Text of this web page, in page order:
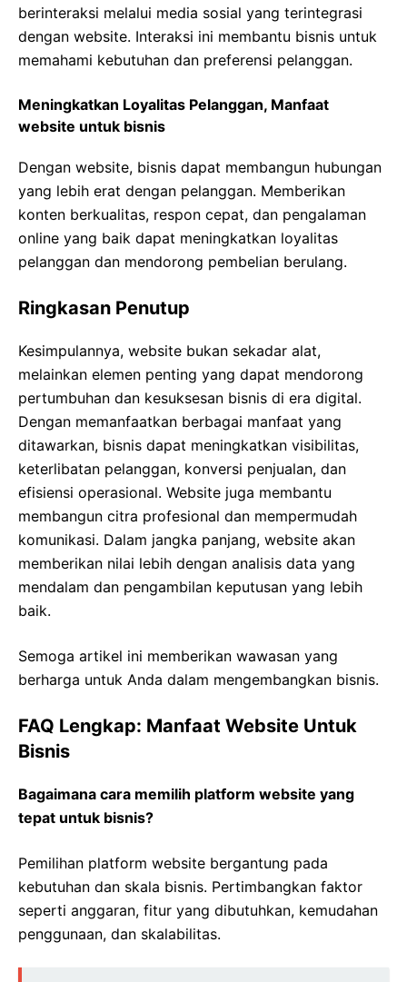
berinteraksi melalui media sosial yang terintegrasi
dengan website. Interaksi ini membantu bisnis untuk
memahami kebutuhan dan preferensi pelanggan.
Meningkatkan Loyalitas Pelanggan, Manfaat
website untuk bisnis
Dengan website, bisnis dapat membangun hubungan
yang lebih erat dengan pelanggan. Memberikan
konten berkualitas, respon cepat, dan pengalaman
online yang baik dapat meningkatkan loyalitas
pelanggan dan mendorong pembelian berulang.
Ringkasan Penutup
Kesimpulannya, website bukan sekadar alat,
melainkan elemen penting yang dapat mendorong
pertumbuhan dan kesuksesan bisnis di era digital.
Dengan memanfaatkan berbagai manfaat yang
ditawarkan, bisnis dapat meningkatkan visibilitas,
keterlibatan pelanggan, konversi penjualan, dan
efisiensi operasional. Website juga membantu
membangun citra profesional dan mempermudah
komunikasi. Dalam jangka panjang, website akan
memberikan nilai lebih dengan analisis data yang
mendalam dan pengambilan keputusan yang lebih
baik.
Semoga artikel ini memberikan wawasan yang
berharga untuk Anda dalam mengembangkan bisnis.
FAQ Lengkap: Manfaat Website Untuk
Bisnis
Bagaimana cara memilih platform website yang
tepat untuk bisnis?
Pemilihan platform website bergantung pada
kebutuhan dan skala bisnis. Pertimbangkan faktor
seperti anggaran, fitur yang dibutuhkan, kemudahan
penggunaan, dan skalabilitas.